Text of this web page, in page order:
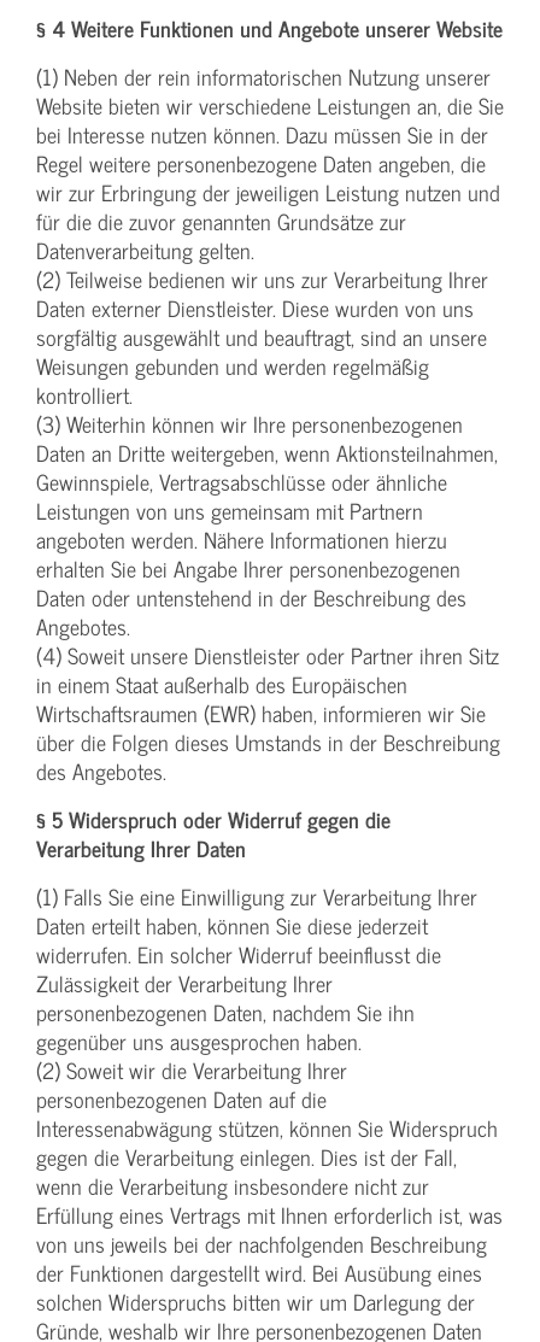
§ 4 Weitere Funktionen und Angebote unserer Website
(1) Neben der rein informatorischen Nutzung unserer
Website bieten wir verschiedene Leistungen an, die Sie
bei Interesse nutzen können. Dazu müssen Sie in der
Regel weitere personenbezogene Daten angeben, die
wir zur Erbringung der jeweiligen Leistung nutzen und
für die die zuvor genannten Grundsätze zur
Datenverarbeitung gelten.
(2) Teilweise bedienen wir uns zur Verarbeitung Ihrer
Daten externer Dienstleister. Diese wurden von uns
sorgfältig ausgewählt und beauftragt, sind an unsere
Weisungen gebunden und werden regelmäßig
kontrolliert.
(3) Weiterhin können wir Ihre personenbezogenen
Daten an Dritte weitergeben, wenn Aktionsteilnahmen,
Gewinnspiele, Vertragsabschlüsse oder ähnliche
Leistungen von uns gemeinsam mit Partnern
angeboten werden. Nähere Informationen hierzu
erhalten Sie bei Angabe Ihrer personenbezogenen
Daten oder untenstehend in der Beschreibung des
Angebotes.
(4) Soweit unsere Dienstleister oder Partner ihren Sitz
in einem Staat außerhalb des Europäischen
Wirtschaftsraumen (EWR) haben, informieren wir Sie
über die Folgen dieses Umstands in der Beschreibung
des Angebotes.
§ 5 Widerspruch oder Widerruf gegen die
Verarbeitung Ihrer Daten
(1) Falls Sie eine Einwilligung zur Verarbeitung Ihrer
Daten erteilt haben, können Sie diese jederzeit
widerrufen. Ein solcher Widerruf beeinflusst die
Zulässigkeit der Verarbeitung Ihrer
personenbezogenen Daten, nachdem Sie ihn
gegenüber uns ausgesprochen haben.
(2) Soweit wir die Verarbeitung Ihrer
personenbezogenen Daten auf die
Interessenabwägung stützen, können Sie Widerspruch
gegen die Verarbeitung einlegen. Dies ist der Fall,
wenn die Verarbeitung insbesondere nicht zur
Erfüllung eines Vertrags mit Ihnen erforderlich ist, was
von uns jeweils bei der nachfolgenden Beschreibung
der Funktionen dargestellt wird. Bei Ausübung eines
solchen Widerspruchs bitten wir um Darlegung der
Gründe, weshalb wir Ihre personenbezogenen Daten